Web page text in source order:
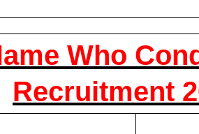
Who
Recruitment